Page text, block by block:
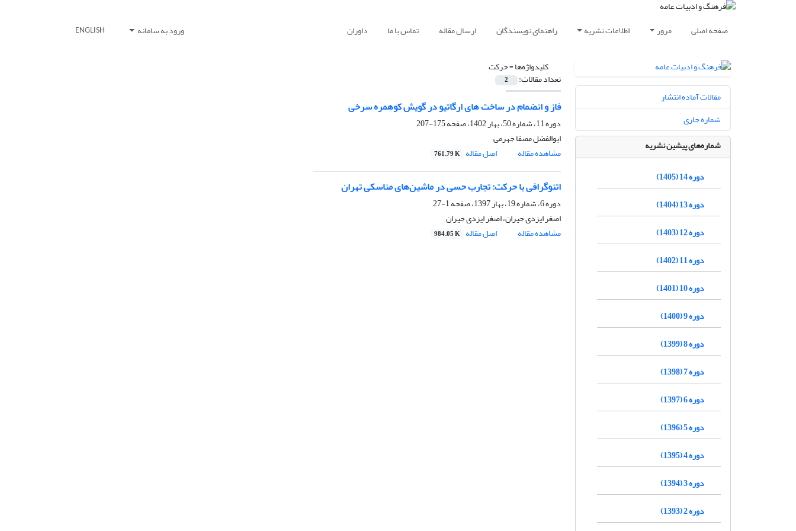
صفحه اصلی مرور اطلاعات نشریه راهنمای نویسندگان ارسال مقاله تماس با ما داوران ورود به سامانه ENGLISH
کلیدواژه‌ها =حرکت
تعداد مقالات: 2
فاز و انضمام در ساخت های ارگاتیو در گویش کوهمره سرخی
دوره 11، شماره 50، بهار 1402، صفحه
175-207
ابوالفضل مصفا جهرمی
مشاهده مقاله
اصل مقاله 761.79 K
اتنوگرافی با حرکت: تجارب حسی در ماشین‌های مناسکی تهران
دوره 6، شماره 19، بهار 1397، صفحه
1-27
اصغر ایزدی جیران، اصغر ایزدی جیران
مشاهده مقاله
اصل مقاله 984.05 K
مقالات آماده انتشار
شماره جاری
شماره‌های پیشین نشریه
دوره 14 (1405)
دوره 13 (1404)
دوره 12 (1403)
دوره 11 (1402)
دوره 10 (1401)
دوره 9 (1400)
دوره 8 (1399)
دوره 7 (1398)
دوره 6 (1397)
دوره 5 (1396)
دوره 4 (1395)
دوره 3 (1394)
دوره 2 (1393)